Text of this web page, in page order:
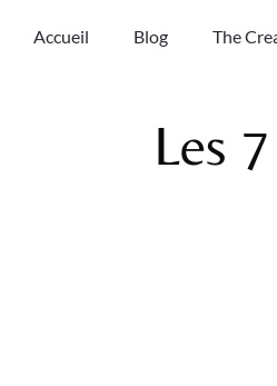
Accueil Blog The
Les